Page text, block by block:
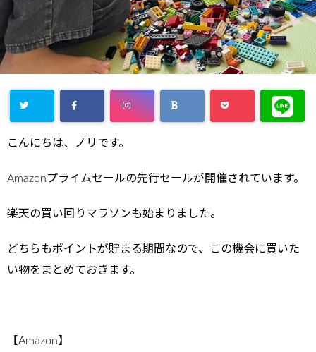
こんにちは、ノリです。
Amazonプライムセールの先行セールが開催されています。
楽天の買い回りマラソンも始まりました。
どちらもポイントが貯まる期間なので、この機会に買いた
い物をまとめておきます。
【Amazon】